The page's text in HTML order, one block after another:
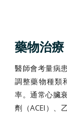
藥物治療
醫師會考量病
調整藥物種類
率。通常心臟
劑（ACEI）、